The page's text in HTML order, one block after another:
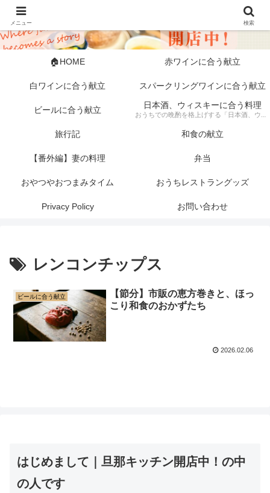
🏠HOME 赤ワインに合う献立
白ワインに合う献立 スパークリングワインに合う献立
ビールに合う献立 日本酒、ウィスキーに合う料理
おうちでの晩酌を格上げする「日本酒、ウィスキーに合う料理」の記録。 芳醇な日本酒やスモーキーなウィスキーにぴったりな、素材にこだわった一皿から手軽な一品まで幅広く紹介します。 「旦那キッチン」が提案する、お酒好きにはたまらない絶品ペアリングで、至福のひとときをどうぞ。
旅行記 和食の献立
【番外編】妻の料理 弁当
おやつやおつまみタイム おうちレストラングッズ
Privacy Policy お問い合わせ
レンコンチップス
ビールに合う献立
【節分】市販の恵方巻きと、ほっ
こり和食のおかずたち
2026.02.06
はじめまして｜旦那キッチン開店中！の中
の人です
メニュー 検索